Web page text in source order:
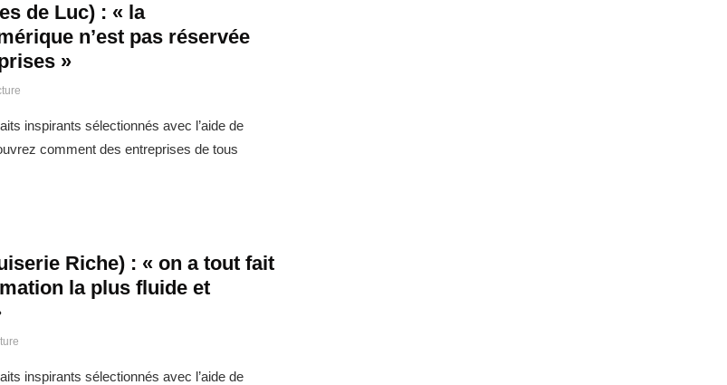
de Luc) : « la
n’est pas réservée
»
inspirants sélectionnés avec l’aide de
comment des entreprises de tous
Riche) : « on a tout fait
la plus fluide et
inspirants sélectionnés avec l’aide de